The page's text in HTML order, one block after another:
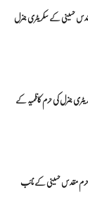
حسینی کے سکریٹری جنرل
جنرل کی حرم کاظمیہ کے
حرم مقدس حسینی کے نائب